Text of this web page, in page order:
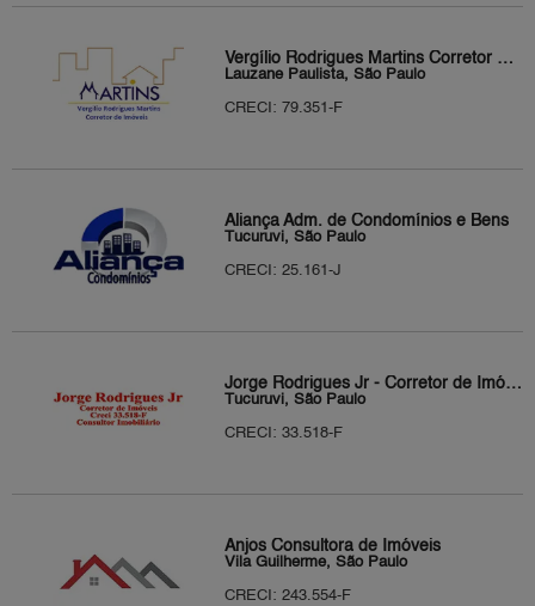
Vergílio Rodrigues Martins Corretor de Imóveis
Lauzane Paulista, São Paulo
CRECI: 79.351-F
Aliança Adm. de Condomínios e Bens
Tucuruvi, São Paulo
CRECI: 25.161-J
Jorge Rodrigues Jr - Corretor de Imóveis
Tucuruvi, São Paulo
CRECI: 33.518-F
Anjos Consultora de Imóveis
Vila Guilherme, São Paulo
CRECI: 243.554-F